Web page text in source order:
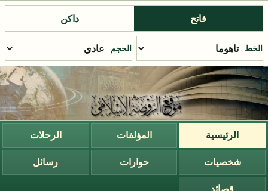
فاتح داكن
الخط الحجم
الرئيسية المؤلفات الرحلات
شخصيات حوارات رسائل
قصائد